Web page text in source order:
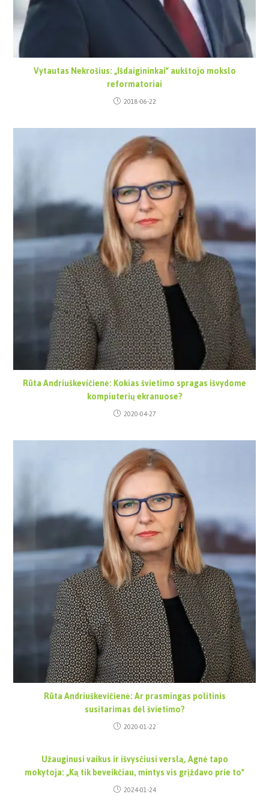
Vytautas Nekrošius: „Išdaigininkai“ aukštojo mokslo
reformatoriai
2018-06-22
Rūta Andriuškevičienė: Kokias švietimo spragas išvydome
kompiuterių ekranuose?
2020-04-27
Rūta Andriuškevičienė: Ar prasmingas politinis
susitarimas dėl švietimo?
2020-01-22
Užauginusi vaikus ir išvysčiusi verslą, Agnė tapo
mokytoja: „Ką tik beveikčiau, mintys vis grįždavo prie to“
2024-01-24